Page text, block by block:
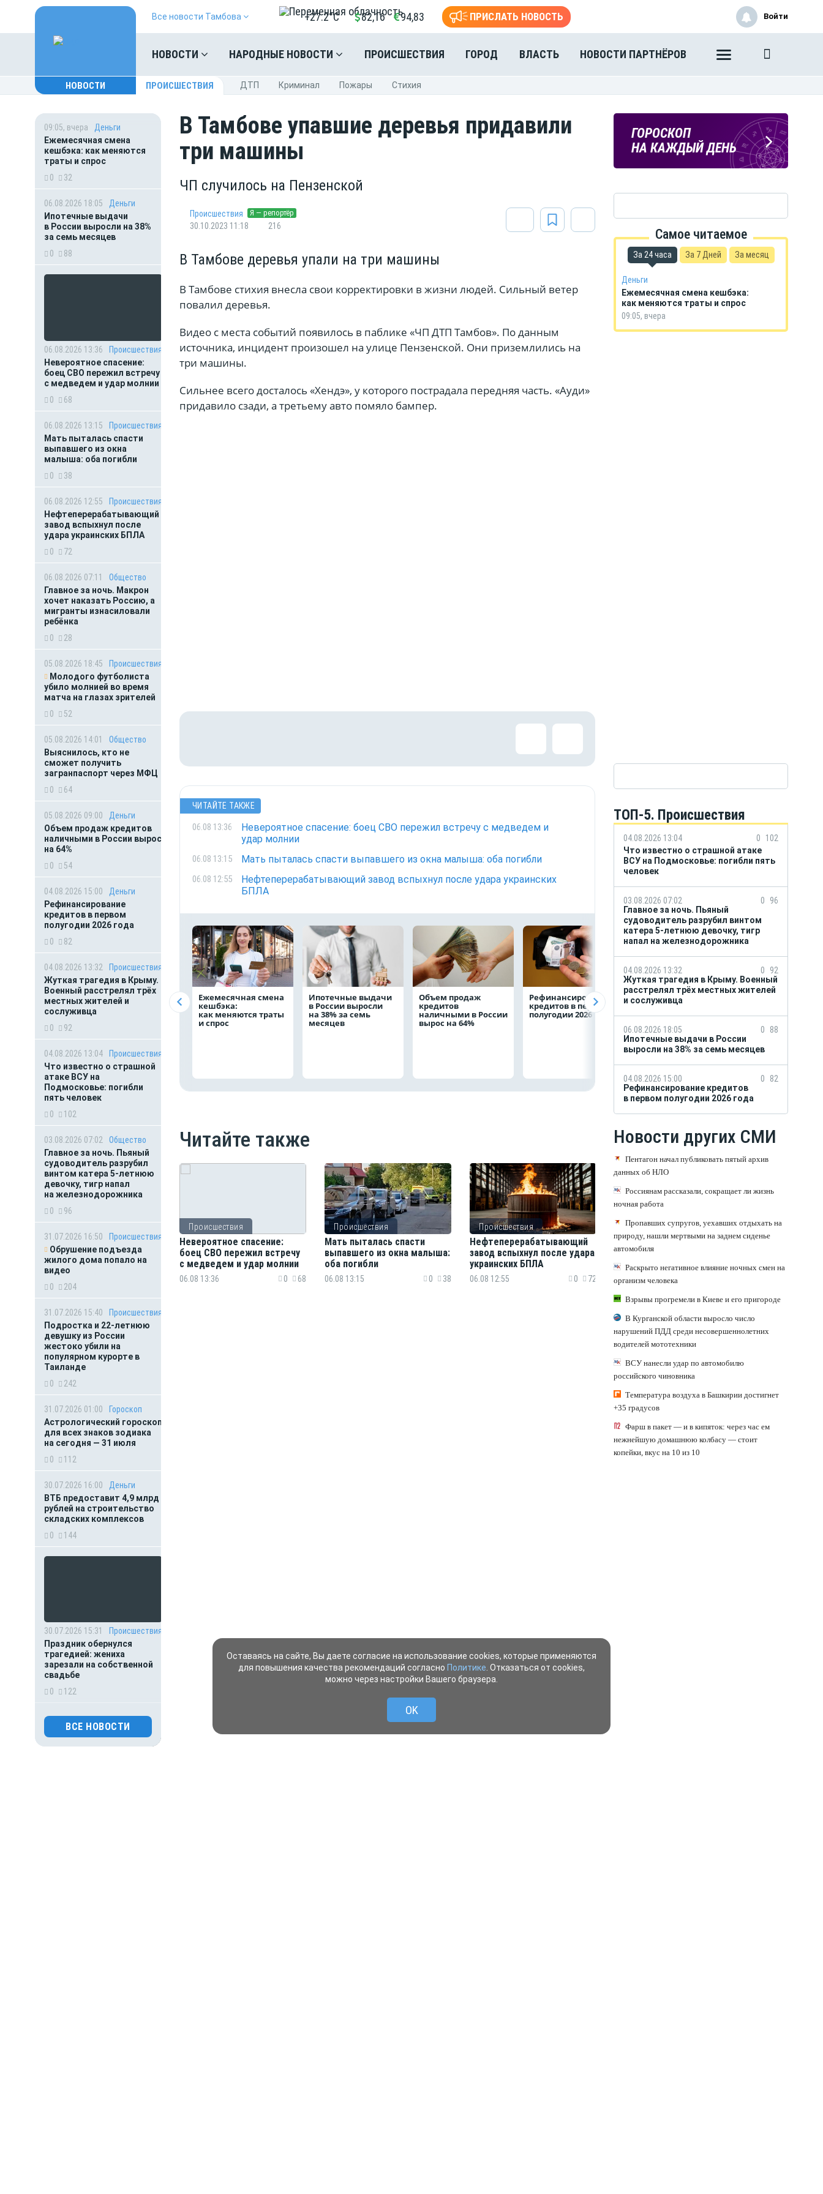
Все новости Тамбова +27.2°C 82,16 94,83 ПРИСЛАТЬ НОВОСТЬ
НОВОСТИ НАРОДНЫЕ НОВОСТИ ПРОИСШЕСТВИЯ ГОРОД ВЛАСТЬ НОВОСТИ ПАРТНЁРОВ
Войти
НОВОСТИ ПРОИСШЕСТВИЯ ДТП Криминал Пожары Стихия
09:05, вчера
Деньги
Ежемесячная смена
кешбэка: как меняются
траты и спрос
0
32
06.08.2026 18:05
Деньги
Ипотечные выдачи
в России выросли на 38%
за семь месяцев
0
88
06.08.2026 13:36
Происшествия
Невероятное спасение:
боец СВО пережил встречу
с медведем и удар молнии
0
68
06.08.2026 13:15
Происшествия
Мать пыталась спасти
выпавшего из окна
малыша: оба погибли
0
38
06.08.2026 12:55
Происшествия
Нефтеперерабатывающий
завод вспыхнул после
удара украинских БПЛА
0
72
06.08.2026 07:11
Общество
Главное за ночь. Макрон
хочет наказать Россию, а
мигранты изнасиловали
ребёнка
0
28
05.08.2026 18:45
Происшествия
Молодого футболиста
убило молнией во время
матча на глазах зрителей
0
52
05.08.2026 14:01
Общество
Выяснилось, кто не
сможет получить
загранпаспорт через МФЦ
0
64
05.08.2026 09:00
Деньги
Объем продаж кредитов
наличными в России вырос
на 64%
0
54
04.08.2026 15:00
Деньги
Рефинансирование
кредитов в первом
полугодии 2026 года
0
82
04.08.2026 13:32
Происшествия
Жуткая трагедия в Крыму.
Военный расстрелял трёх
местных жителей и
сослуживца
0
92
04.08.2026 13:04
Происшествия
Что известно о страшной
атаке ВСУ на
Подмосковье: погибли
пять человек
0
102
03.08.2026 07:02
Общество
Главное за ночь. Пьяный
судоводитель разрубил
винтом катера 5-летнюю
девочку, тигр напал
на железнодорожника
0
96
31.07.2026 16:50
Происшествия
Обрушение подъезда
жилого дома попало на
видео
0
204
31.07.2026 15:40
Происшествия
Подростка и 22-летнюю
девушку из России
жестоко убили на
популярном курорте в
Таиланде
0
242
31.07.2026 01:00
Гороскоп
Астрологический гороскоп
для всех знаков зодиака
на сегодня — 31 июля
0
112
30.07.2026 16:00
Деньги
ВТБ предоставит 4,9 млрд
рублей на строительство
складских комплексов
0
144
30.07.2026 15:31
Происшествия
Праздник обернулся
трагедией: жениха
зарезали на собственной
свадьбе
0
122
ВСЕ НОВОСТИ
В Тамбове упавшие деревья придавили
три машины
ЧП случилось на Пензенской
Происшествия Я — репортёр
30.10.2023 11:18 216
В Тамбове деревья упали на три машины
В Тамбове стихия внесла свои корректировки в жизни людей. Сильный ветер
повалил деревья.
Видео с места событий появилось в паблике «ЧП ДТП Тамбов». По данным
источника, инцидент произошел на улице Пензенской. Они приземлились на
три машины.
Сильнее всего досталось «Хендэ», у которого пострадала передняя часть. «Ауди»
придавило сзади, а третьему авто помяло бампер.
ЧИТАЙТЕ ТАКЖЕ
06.08 13:36
Невероятное спасение: боец СВО пережил встречу с медведем и
удар молнии
06.08 13:15 Мать пыталась спасти выпавшего из окна малыша: оба погибли
06.08 12:55
Нефтеперерабатывающий завод вспыхнул после удара украинских
БПЛА
Ежемесячная смена
кешбэка:
как меняются траты
и спрос
Ипотечные выдачи
в России выросли
на 38% за семь
месяцев
Объем продаж
кредитов
наличными в России
вырос на 64%
Рефинансирование
кредитов в первом
полугодии 2026 года
ВТБ предоставит 4,9
млрд рублей
на строительство
комплексов
леопарда
Читайте также
Происшествия
Невероятное спасение:
боец СВО пережил встречу
с медведем и удар молнии
06.08 13:36 0 68
Происшествия
Мать пыталась спасти
выпавшего из окна малыша:
оба погибли
06.08 13:15 0 38
Происшествия
Нефтеперерабатывающий
завод вспыхнул после удара
украинских БПЛА
06.08 12:55 0 72
ПОГОДА
В ТАМБОВЕ
ГОРОСКОП
НА КАЖДЫЙ ДЕНЬ
Самое читаемое
За 24 часа За 7 Дней За месяц
Деньги
Ежемесячная смена кешбэка:
как меняются траты и спрос
09:05, вчера
ТОП-5. Происшествия
04.08.2026 13:04 0
102
Что известно о страшной атаке
ВСУ на Подмосковье: погибли пять
человек
03.08.2026 07:02 0
96
Главное за ночь. Пьяный
судоводитель разрубил винтом
катера 5-летнюю девочку, тигр
напал на железнодорожника
04.08.2026 13:32 0
92
Жуткая трагедия в Крыму. Военный
расстрелял трёх местных жителей
и сослуживца
06.08.2026 18:05 0
88
Ипотечные выдачи в России
выросли на 38% за семь месяцев
04.08.2026 15:00 0
82
Рефинансирование кредитов
в первом полугодии 2026 года
Новости других СМИ
Пентагон начал публиковать пятый архив
данных об НЛО
Россиянам рассказали, сокращает ли жизнь
ночная работа
Пропавших супругов, уехавших отдыхать на
природу, нашли мертвыми на заднем сиденье
автомобиля
Раскрыто негативное влияние ночных смен на
организм человека
Взрывы прогремели в Киеве и его пригороде
В Курганской области выросло число
нарушений ПДД среди несовершеннолетних
водителей мототехники
ВСУ нанесли удар по автомобилю
российского чиновника
Температура воздуха в Башкирии достигнет
+35 градусов
Фарш в пакет — и в кипяток: через час ем
нежнейшую домашнюю колбасу — стоит
копейки, вкус на 10 из 10
Оставаясь на сайте, Вы даете согласие на использование cookies, которые применяются
для повышения качества рекомендаций согласно Политике . Отказаться от cookies,
можно через настройки Вашего браузера.
OK